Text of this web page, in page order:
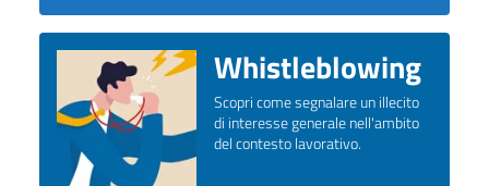
Whistleblowing
Scopri come segnalare un illecito
di interesse generale nell'ambito
del contesto lavorativo.